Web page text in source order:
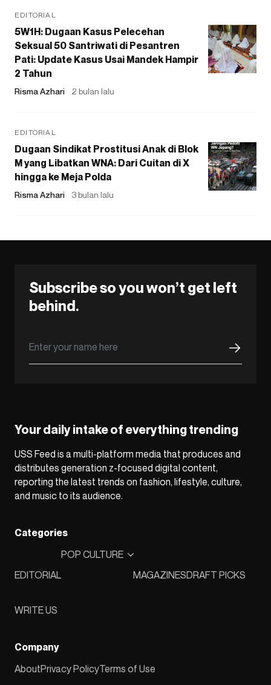
EDITORIAL
5W1H: Dugaan Kasus Pelecehan
Seksual 50 Santriwati di Pesantren
Pati: Update Kasus Usai Mandek Hampir
2 Tahun
Risma Azhari 2 bulan lalu
EDITORIAL
Dugaan Sindikat Prostitusi Anak di Blok
M yang Libatkan WNA: Dari Cuitan di X
hingga ke Meja Polda
Risma Azhari 3 bulan lalu
Subscribe so you won’t get left
behind.
Your daily intake of everything trending
USS Feed is a multi-platform media that produces and
distributes generation z-focused digital content,
reporting the latest trends on fashion, lifestyle, culture,
and music to its audience.
Categories
EDITORIAL
POP CULTURE
MAGAZINESDRAFT PICKS
WRITE US
Company
AboutPrivacy PolicyTerms of Use